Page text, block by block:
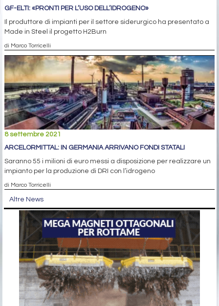
GF-ELTI: «PRONTI PER L’USO DELL’IDROGENO»
Il produttore di impianti per il settore siderurgico ha presentato a
Made in Steel il progetto H2Burn
di Marco Torricelli
8 settembre 2021
ARCELORMITTAL: IN GERMANIA ARRIVANO FONDI STATALI
Saranno 55 i milioni di euro messi a disposizione per realizzare un
impianto per la produzione di DRI con l’idrogeno
di Marco Torricelli
Altre News